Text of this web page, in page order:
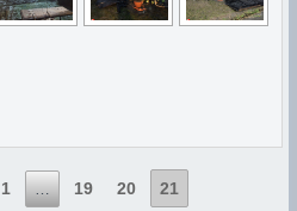
1 … 19 20 21